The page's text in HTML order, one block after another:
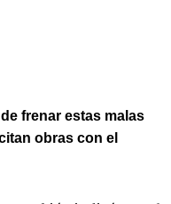
frenar estas malas
obras con el